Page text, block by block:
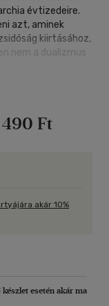
évtizedeire.
azt, aminek
kiirtásához,
nem a dualizmus
csak nem is
Ft
akár 10%
készlet esetén akár ma